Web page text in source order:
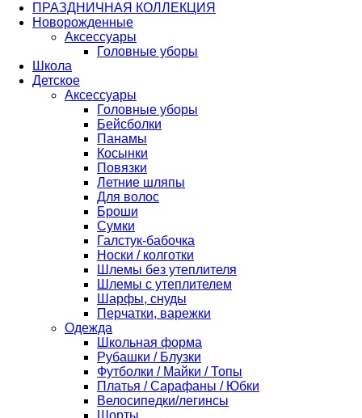
ПРАЗДНИЧНАЯ КОЛЛЕКЦИЯ
Новорожденные
Аксессуары
Головные уборы
Школа
Детское
Аксессуары
Головные уборы
Бейсболки
Панамы
Косынки
Повязки
Летние шляпы
Для волос
Броши
Сумки
Галстук-бабочка
Носки / колготки
Шлемы без утеплителя
Шлемы с утеплителем
Шарфы, снуды
Перчатки, варежки
Одежда
Школьная форма
Рубашки / Блузки
Футболки / Майки / Топы
Платья / Сарафаны / Юбки
Велосипедки/легинсы
Шорты